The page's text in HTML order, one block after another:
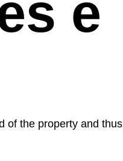
e
of the property and thus